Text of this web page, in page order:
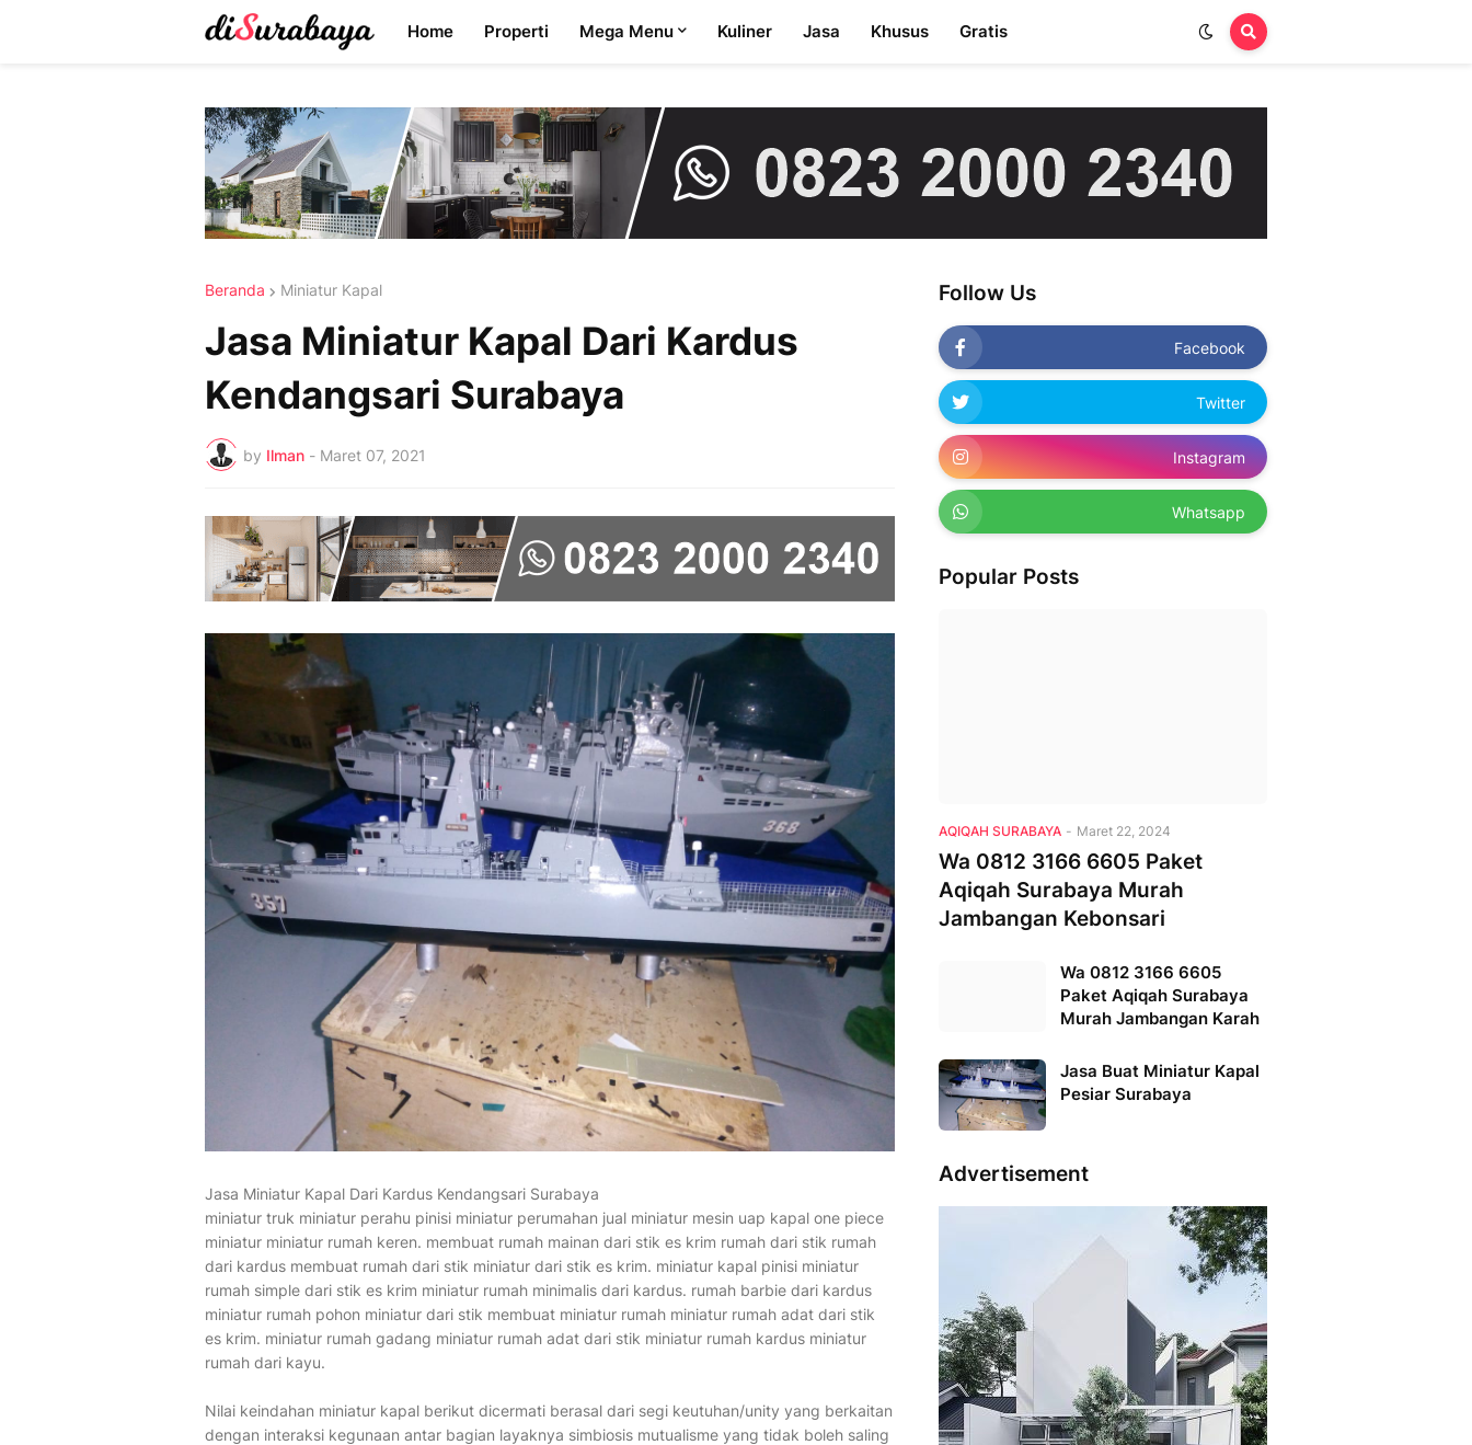
Home Properti Mega Menu Kuliner Jasa Khusus Gratis
Beranda Miniatur Kapal
Jasa Miniatur Kapal Dari Kardus
Kendangsari Surabaya
by Ilman - Maret 07, 2021
Jasa Miniatur Kapal Dari Kardus Kendangsari Surabaya
miniatur truk miniatur perahu pinisi miniatur perumahan jual miniatur mesin uap kapal one piece
miniatur miniatur rumah keren. membuat rumah mainan dari stik es krim rumah dari stik rumah
dari kardus membuat rumah dari stik miniatur dari stik es krim. miniatur kapal pinisi miniatur
rumah simple dari stik es krim miniatur rumah minimalis dari kardus. rumah barbie dari kardus
miniatur rumah pohon miniatur dari stik membuat miniatur rumah miniatur rumah adat dari stik
es krim. miniatur rumah gadang miniatur rumah adat dari stik miniatur rumah kardus miniatur
rumah dari kayu.
Nilai keindahan miniatur kapal berikut dicermati berasal dari segi keutuhan/unity yang berkaitan
dengan interaksi kegunaan antar bagian layaknya simbiosis mutualisme yang tidak boleh saling
Follow Us
Facebook
Twitter
Instagram
Whatsapp
Popular Posts
AQIQAH SURABAYA - Maret 22, 2024
Wa 0812 3166 6605 Paket
Aqiqah Surabaya Murah
Jambangan Kebonsari
Wa 0812 3166 6605
Paket Aqiqah Surabaya
Murah Jambangan Karah
Jasa Buat Miniatur Kapal
Pesiar Surabaya
Advertisement